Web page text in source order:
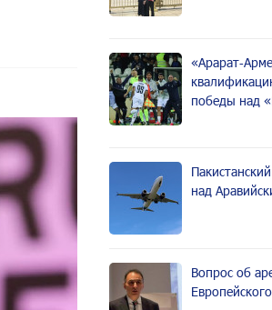
победы над
над
Вопрос об